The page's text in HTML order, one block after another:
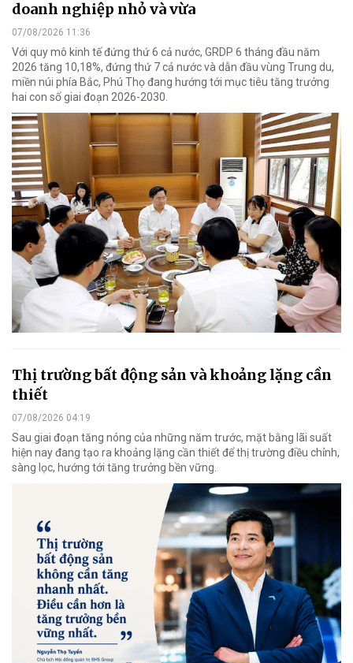
doanh nghiệp nhỏ và vừa
07/08/2026 11:36
Với quy mô kinh tế đứng thứ 6 cả nước, GRDP 6 tháng đầu năm
2026 tăng 10,18%, đứng thứ 7 cả nước và dẫn đầu vùng Trung du,
miền núi phía Bắc, Phú Thọ đang hướng tới mục tiêu tăng trưởng
hai con số giai đoạn 2026-2030.
Thị trường bất động sản và khoảng lặng cần
thiết
07/08/2026 04:19
Sau giai đoạn tăng nóng của những năm trước, mặt bằng lãi suất
hiện nay đang tạo ra khoảng lặng cần thiết để thị trường điều chỉnh,
sàng lọc, hướng tới tăng trưởng bền vững.